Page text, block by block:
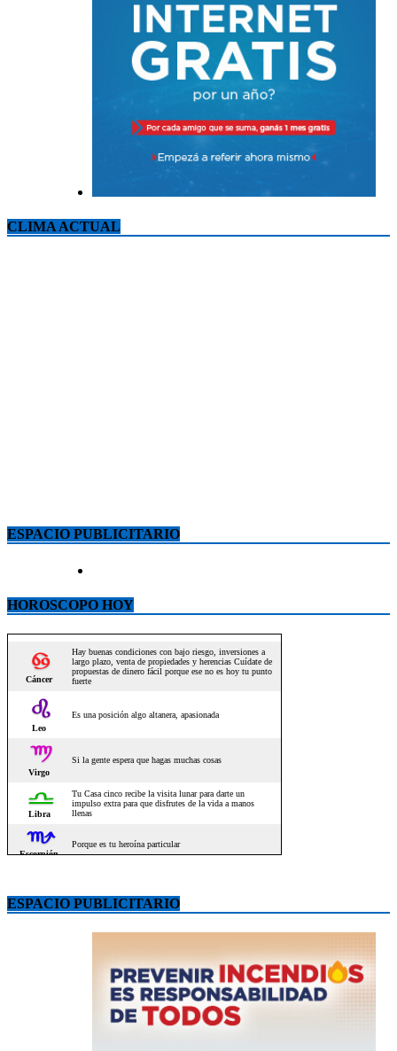
CLIMA ACTUAL
ESPACIO PUBLICITARIO
HOROSCOPO HOY
ESPACIO PUBLICITARIO